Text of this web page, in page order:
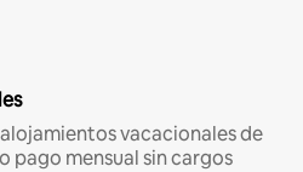
vacacionales de
pago mensual sin cargos